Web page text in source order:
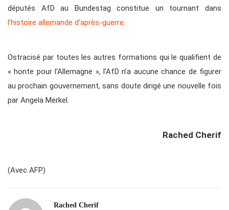
députés AfD au Bundestag constitue un tournant dans
l’histoire allemande d’après-guerre.
Ostracisé par toutes les autres formations qui le qualifient de
« honte pour l’Allemagne », l’AfD n’a aucune chance de figurer
au prochain gouvernement, sans doute dirigé une nouvelle fois
par Angela Merkel.
Rached Cherif
(Avec AFP)
Rached Cherif